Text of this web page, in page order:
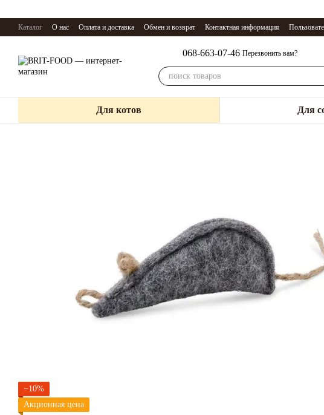
Каталог О нас Оплата и доставка Обмен и возврат Контактная информация
068-663-07-46 Перезвонить вам?
Для котов Для
−10%
Акционная цена